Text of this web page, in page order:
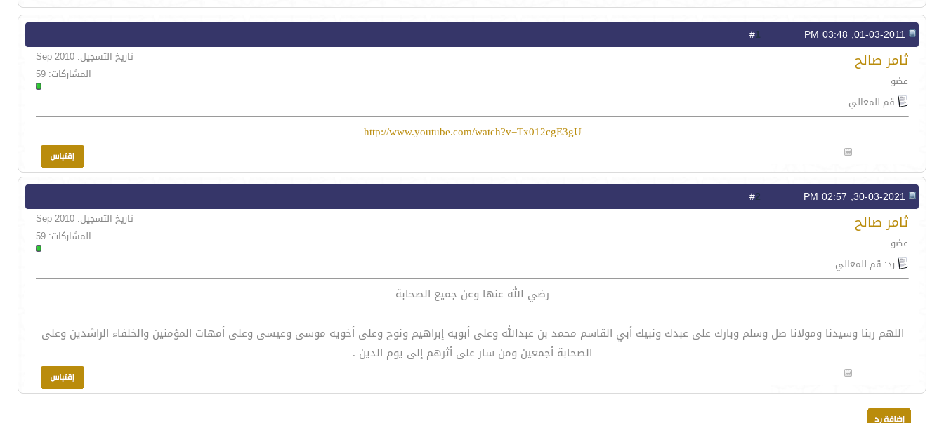
1
ثامر صالح
عضو
تاريخ التسجيل: Sep 2010
المشاركات: 59
قم للمعالي ..
http://www.youtube.com/watch?v=Tx012cgE3gU
2
ثامر صالح
عضو
تاريخ التسجيل: Sep 2010
المشاركات: 59
رد: قم للمعالي ..
رضي الله عنها وعن جميع الصحابة
__________________
اللهم ربنا وسيدنا ومولانا صل وسلم وبارك على عبدك ونبيك أبي القاسم محمد بن عبدالله وعلى أبويه إبراهيم ونوح وعلى أخويه موسى وعيسى وعلى أمهات المؤمنين والخلفاء الراشدين وعلى
الصحابة أجمعين ومن سار على أثرهم إلى يوم الدين .